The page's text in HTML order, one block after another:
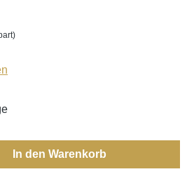
Wert ein
In den Warenkorb